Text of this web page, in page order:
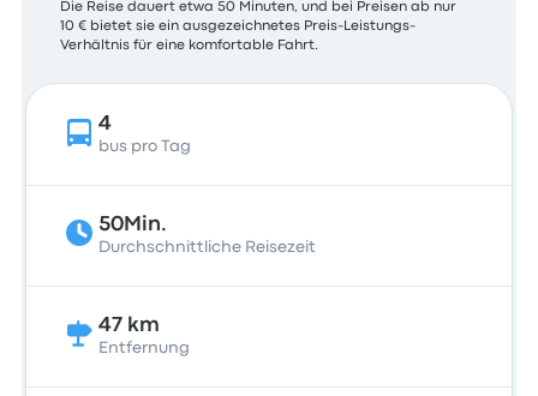
Die Reise dauert etwa 50 Minuten, und bei Preisen ab nur
10 € bietet sie ein ausgezeichnetes Preis-Leistungs-
Verhältnis für eine komfortable Fahrt.
4
bus pro Tag
50Min.
Durchschnittliche Reisezeit
47 km
Entfernung